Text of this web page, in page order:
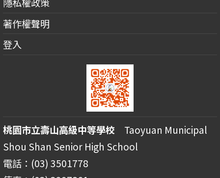
著作權聲明
登入
桃園市立壽山高級中等學校 Taoyuan Municipal
Shou Shan Senior High School
電話：(03) 3501778